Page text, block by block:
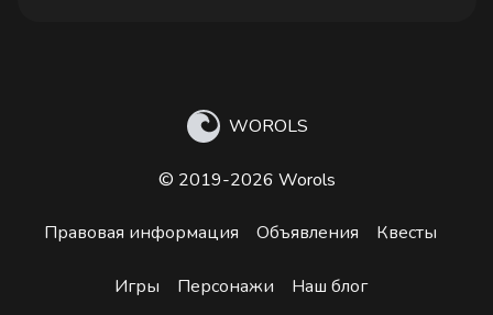
WOROLS
© 2019-2026 Worols
Правовая информация Объявления Квесты
Игры Персонажи Наш блог